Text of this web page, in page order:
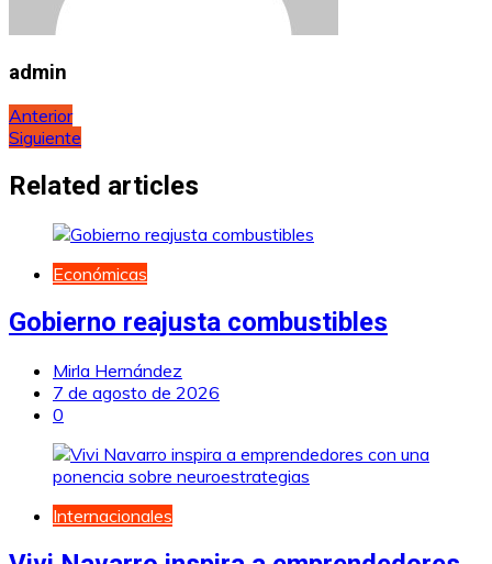
admin
Navegación
de
entradas
Anterior
Siguiente
Related articles
Económicas
Gobierno reajusta combustibles
Mirla Hernández
7 de agosto de 2026
0
Internacionales